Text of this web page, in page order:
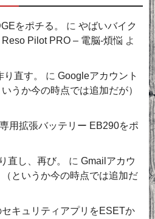
をポチる。 に やばいバイク
Pilot PRO – 電脳-煩悩 よ
直す。
に Googleアカウント
うか今の時点では追加だが）
用拡張バッテリー EB290をポ
直し、再び。
に Gmailアカウ
というか今の時点では追加だ
キュリティアプリをESETか